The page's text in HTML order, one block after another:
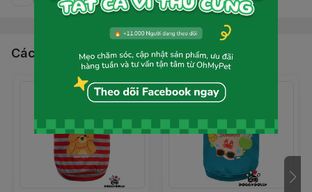
Các sản phẩm, dịch vụ khác